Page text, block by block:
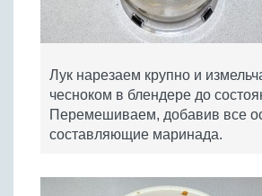
Лук нарезаем крупно и
чесноком в блендере до
Перемешиваем, добавив все
составляющие маринада.